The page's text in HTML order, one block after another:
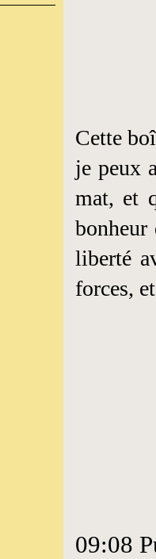
Cette
je peux
mat, et
bonheur
liberté
forces,
09:08